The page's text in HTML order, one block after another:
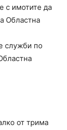
с имотите да
Областна
служби по
от трима